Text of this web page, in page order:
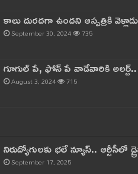
కాలు దురదగా ఉందని ఆస్పత్రికి
September 30, 2024 735
గూగుల్ పే, ఫోన్ పే వాడేవారికి
August 3, 2024 715
నిరుద్యోగులకు భలే న్యూస్.. ఆర్టీసీలో
September 17, 2025